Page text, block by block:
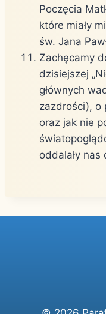
Poczęcia
które miały
św. Jana
Zachęcamy
dzisiejszej
głównych
zazdrości), o
oraz jak nie
oddalały